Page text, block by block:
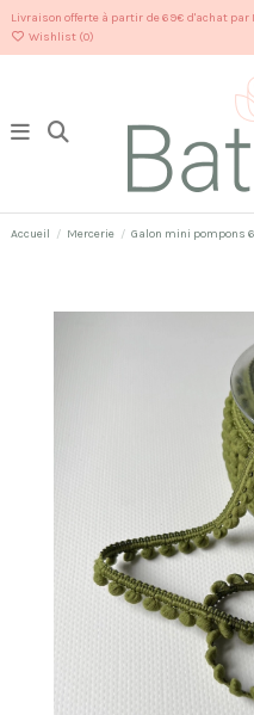
Livraison offerte à partir de 69€ d'achat
Wishlist (0)
Accueil Mercerie Galon mini pompons